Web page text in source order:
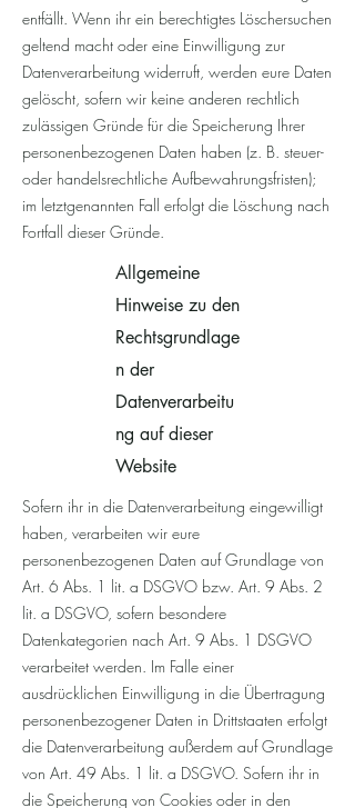
entfällt. Wenn ihr ein berechtigtes Löschersuchen
geltend macht oder eine Einwilligung zur
Datenverarbeitung widerruft, werden eure Daten
gelöscht, sofern wir keine anderen rechtlich
zulässigen Gründe für die Speicherung Ihrer
personenbezogenen Daten haben (z. B. steuer-
oder handelsrechtliche Aufbewahrungsfristen);
im letztgenannten Fall erfolgt die Löschung nach
Fortfall dieser Gründe.
Allgemeine
Hinweise zu den
Rechtsgrundlage
n der
Datenverarbeitu
ng auf dieser
Website
Sofern ihr in die Datenverarbeitung eingewilligt
haben, verarbeiten wir eure
personenbezogenen Daten auf Grundlage von
Art. 6 Abs. 1 lit. a DSGVO bzw. Art. 9 Abs. 2
lit. a DSGVO, sofern besondere
Datenkategorien nach Art. 9 Abs. 1 DSGVO
verarbeitet werden. Im Falle einer
ausdrücklichen Einwilligung in die Übertragung
personenbezogener Daten in Drittstaaten erfolgt
die Datenverarbeitung außerdem auf Grundlage
von Art. 49 Abs. 1 lit. a DSGVO. Sofern ihr in
die Speicherung von Cookies oder in den